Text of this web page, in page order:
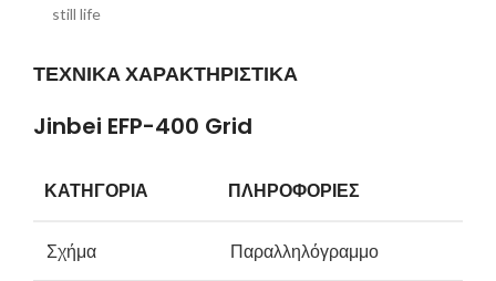
still life
ΤΕΧΝΙΚΑ ΧΑΡΑΚΤΗΡΙΣΤΙΚΑ
Jinbei EFP-400 Grid
ΚΑΤΗΓΟΡΙΑ ΠΛΗΡΟΦΟΡΙΕΣ
Σχήμα Παραλληλόγραμμο